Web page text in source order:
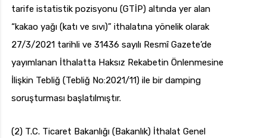
tarife istatistik pozisyonu (GTİP) altında yer alan
“kakao yağı (katı ve sıvı)” ithalatına yönelik olarak
27/3/2021 tarihli ve 31436 sayılı Resmî Gazete’de
yayımlanan İthalatta Haksız Rekabetin Önlenmesine
İlişkin Tebliğ (Tebliğ No:2021/11) ile bir damping
soruşturması başlatılmıştır.
(2) T.C. Ticaret Bakanlığı (Bakanlık) İthalat Genel